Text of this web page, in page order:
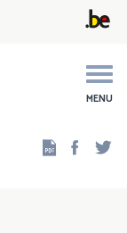
MENU